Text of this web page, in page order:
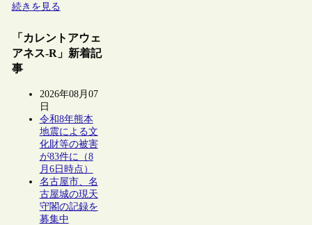
続きを見る
「カレントアウェ
アネス-R」新着記
事
2026年08月07
日
令和8年熊本
地震による文
化財等の被害
が83件に（8
月6日時点）
名古屋市、名
古屋城の現天
守閣の記録を
募集中